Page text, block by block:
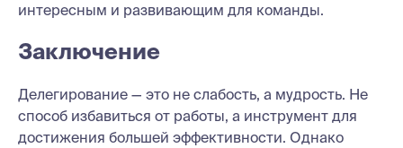
интересным и развивающим для команды.
Заключение
Делегирование — это не слабость, а мудрость. Не
способ избавиться от работы, а инструмент для
достижения большей эффективности. Однако